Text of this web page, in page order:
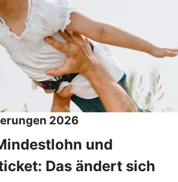
2026
und
Das ändert sich